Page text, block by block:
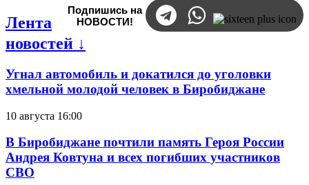
Подпишись на
НОВОСТИ!
Лента
новостей ↓
Угнал автомобиль и докатился до уголовки
хмельной молодой человек в Биробиджане
10 августа 16:00
В Биробиджане почтили память Героя России
Андрея Ковтуна и всех погибших участников
СВО